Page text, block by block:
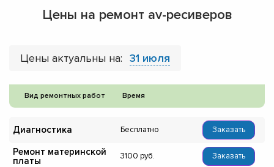
Цены на ремонт av-ресиверов
Цены актуальны на: 31 июля
Вид ремонтных работ Время
Диагностика Бесплатно Заказать
Ремонт материнской
платы
3100 Заказать